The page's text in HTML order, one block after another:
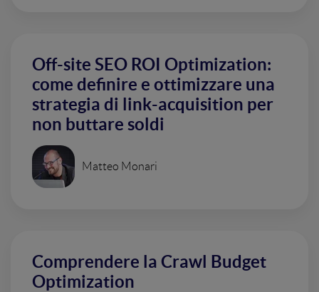
Off-site SEO ROI Optimization:
come definire e ottimizzare una
strategia di link-acquisition per
non buttare soldi
Matteo Monari
Comprendere la Crawl Budget
Optimization